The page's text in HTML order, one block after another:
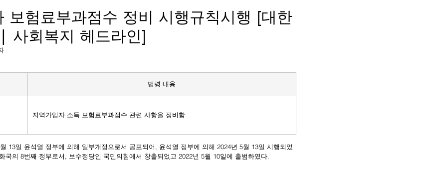
보험료부과점수 정비 시행규칙시행 [대한
사회복지 헤드라인]
법령 내용
지역가입자 소득 보험료부과점수 관련 사항을 정비함
국의 8번째 정부로서, 보수정당인 국민의힘에서 창출되었고 2022년 5월 10일에 출범하였다.